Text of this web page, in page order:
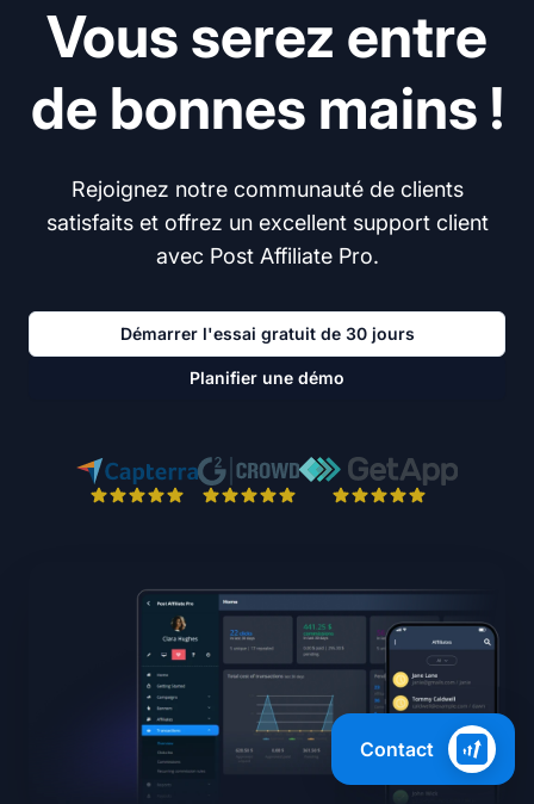
Vous serez entre
de bonnes mains !
Rejoignez notre communauté de clients
satisfaits et offrez un excellent support client
avec Post Affiliate Pro.
Démarrer l'essai gratuit de 30 jours
Planifier une démo
Contact